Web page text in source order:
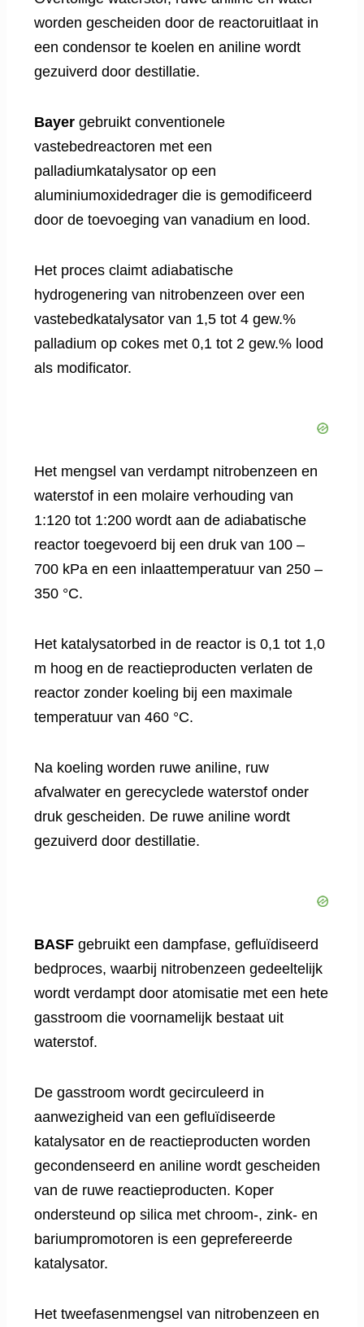
worden gescheiden door de reactoruitlaat in
een condensor te koelen en aniline wordt
gezuiverd door destillatie.
Bayer gebruikt conventionele
vastebedreactoren met een
palladiumkatalysator op een
aluminiumoxidedrager die is gemodificeerd
door de toevoeging van vanadium en lood.
Het proces claimt adiabatische
hydrogenering van nitrobenzeen over een
vastebedkatalysator van 1,5 tot 4 gew.%
palladium op cokes met 0,1 tot 2 gew.% lood
als modificator.
Het mengsel van verdampt nitrobenzeen en
waterstof in een molaire verhouding van
1:120 tot 1:200 wordt aan de adiabatische
reactor toegevoerd bij een druk van 100 –
700 kPa en een inlaattemperatuur van 250 –
350 °C.
Het katalysatorbed in de reactor is 0,1 tot 1,0
m hoog en de reactieproducten verlaten de
reactor zonder koeling bij een maximale
temperatuur van 460 °C.
Na koeling worden ruwe aniline, ruw
afvalwater en gerecyclede waterstof onder
druk gescheiden. De ruwe aniline wordt
gezuiverd door destillatie.
BASF gebruikt een dampfase, gefluïdiseerd
bedproces, waarbij nitrobenzeen gedeeltelijk
wordt verdampt door atomisatie met een hete
gasstroom die voornamelijk bestaat uit
waterstof.
De gasstroom wordt gecirculeerd in
aanwezigheid van een gefluïdiseerde
katalysator en de reactieproducten worden
gecondenseerd en aniline wordt gescheiden
van de ruwe reactieproducten. Koper
ondersteund op silica met chroom-, zink- en
bariumpromotoren is een geprefereerde
katalysator.
Het tweefasenmengsel van nitrobenzeen en